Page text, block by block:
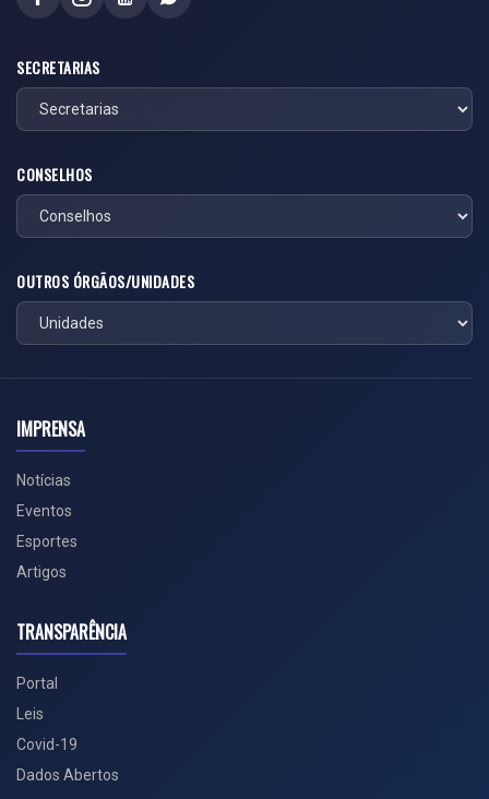
SECRETARIAS
CONSELHOS
OUTROS ÓRGÃOS/UNIDADES
IMPRENSA
Notícias
Eventos
Esportes
Artigos
TRANSPARÊNCIA
Portal
Leis
Covid-19
Dados Abertos